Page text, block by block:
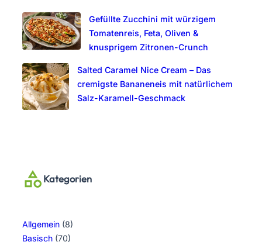
Gefüllte Zucchini mit würzigem
Tomatenreis, Feta, Oliven &
knusprigem Zitronen-Crunch
Salted Caramel Nice Cream – Das
cremigste Bananeneis mit natürlichem
Salz-Karamell-Geschmack
Kategorien
Allgemein (8)
Basisch (70)